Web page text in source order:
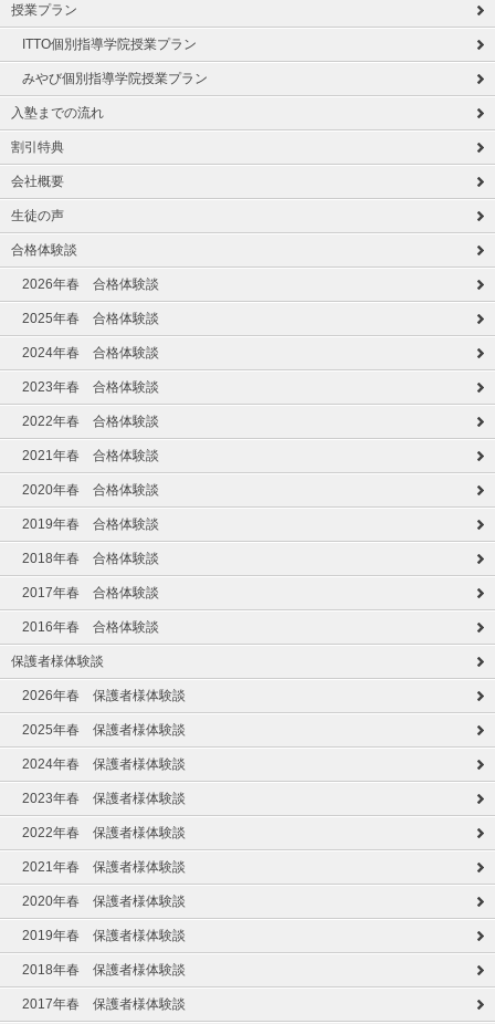
授業プラン
ITTO個別指導学院授業プラン
みやび個別指導学院授業プラン
入塾までの流れ
割引特典
会社概要
生徒の声
合格体験談
2026年春 合格体験談
2025年春 合格体験談
2024年春 合格体験談
2023年春 合格体験談
2022年春 合格体験談
2021年春 合格体験談
2020年春 合格体験談
2019年春 合格体験談
2018年春 合格体験談
2017年春 合格体験談
2016年春 合格体験談
保護者様体験談
2026年春 保護者様体験談
2025年春 保護者様体験談
2024年春 保護者様体験談
2023年春 保護者様体験談
2022年春 保護者様体験談
2021年春 保護者様体験談
2020年春 保護者様体験談
2019年春 保護者様体験談
2018年春 保護者様体験談
2017年春 保護者様体験談